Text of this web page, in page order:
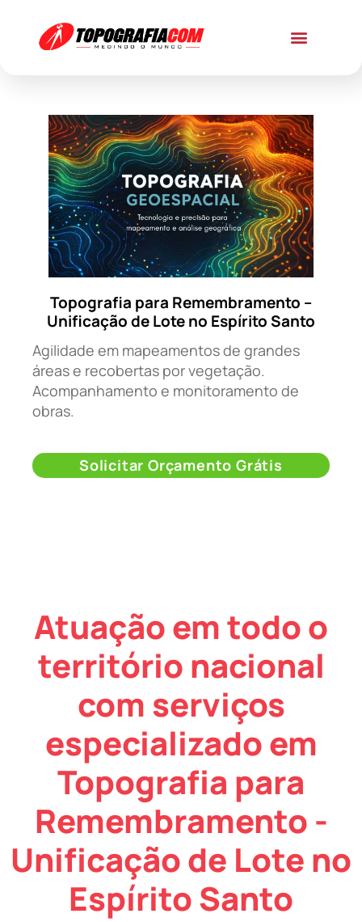
Topografia para Remembramento –
Unificação de Lote no Espírito Santo
Agilidade em mapeamentos de grandes
áreas e recobertas por vegetação.
Acompanhamento e monitoramento de
obras.
Solicitar Orçamento Grátis
Atuação em todo o
território nacional
com serviços
especializado em
Topografia para
Remembramento -
Unificação de Lote no
Espírito Santo